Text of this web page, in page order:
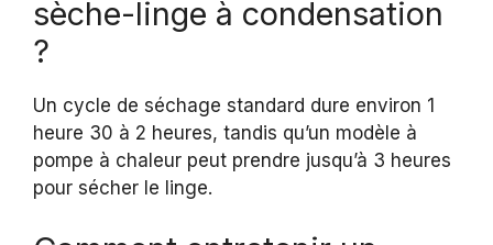
sèche-linge à condensation
?
Un cycle de séchage standard dure environ 1
heure 30 à 2 heures, tandis qu’un modèle à
pompe à chaleur peut prendre jusqu’à 3 heures
pour sécher le linge.